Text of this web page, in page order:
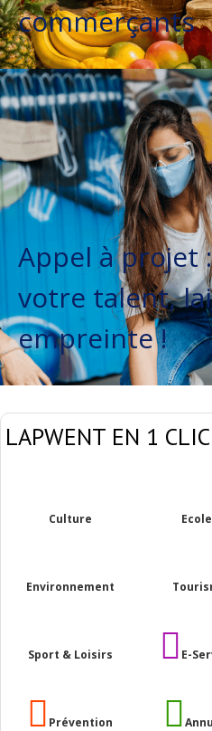
commerçants
Appel à projet
votre talent,
empreinte !
LAPWENT EN 1 CLIC
Culture
Environnement
Sport & Loisirs E-
Prévention